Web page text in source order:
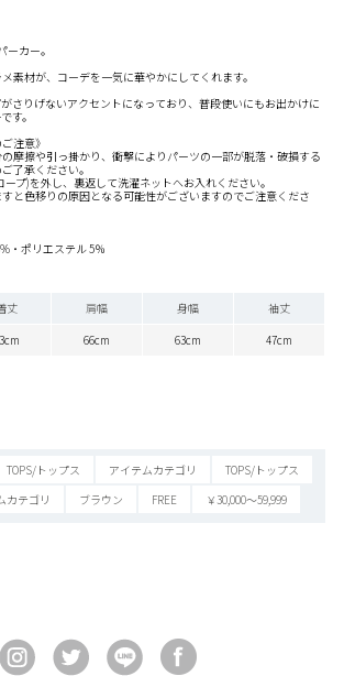
ーカー。
素材が、コーデを一気に華やかにしてくれます。
さりげないアクセントになっており、普段使いにもお出かけに
す。
注意》
摩擦や引っ掛かり、衝撃によりパーツの一部が脱落・破損する
了承ください。
プ)を外し、裏返して洗濯ネットへお入れください。
と色移りの原因となる可能性がございますのでご注意くださ
・ポリエステル 5％
丈 肩幅 身幅
袖丈
66cm 63cm 47cm
TOPS/トップス アイテムカテゴリ
TOPS/トップス
カテゴリ ブラウン FREE ￥30,000～59,999